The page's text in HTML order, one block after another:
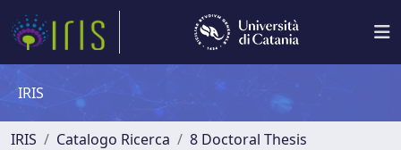
IRIS
IRIS Catalogo Ricerca
8 Doctoral Thesis